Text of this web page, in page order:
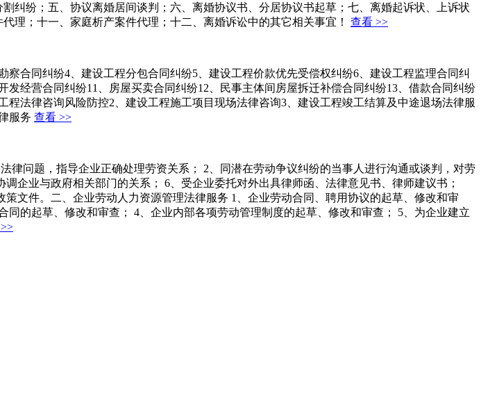
纠纷；五、协议离婚居间谈判；六、离婚协议书、分居协议书起草；七、离婚起诉状、上诉状
理；十一、家庭析产案件代理；十二、离婚诉讼中的其它相关事宜！
查看 >>
合同纠纷4、建设工程分包合同纠纷5、建设工程价款优先受偿权纠纷6、建设工程监理合同纠
经营合同纠纷11、房屋买卖合同纠纷12、民事主体间房屋拆迁补偿合同纠纷13、借款合同纠纷
法律咨询风险防控2、建设工程施工项目现场法律咨询3、建设工程竣工结算及中途退场法律服
服务 查看 >>
问题，指导企业正确处理劳资关系； 2、同潜在劳动争议纠纷的当事人进行沟通或谈判，对劳
企业与政府相关部门的关系； 6、受企业委托对外出具律师函、法律意见书、律师建议书；
文件。二、企业劳动人力资源管理法律服务 1、企业劳动合同、聘用协议的起草、修改和审
的起草、修改和审查； 4、企业内部各项劳动管理制度的起草、修改和审查； 5、为企业建立